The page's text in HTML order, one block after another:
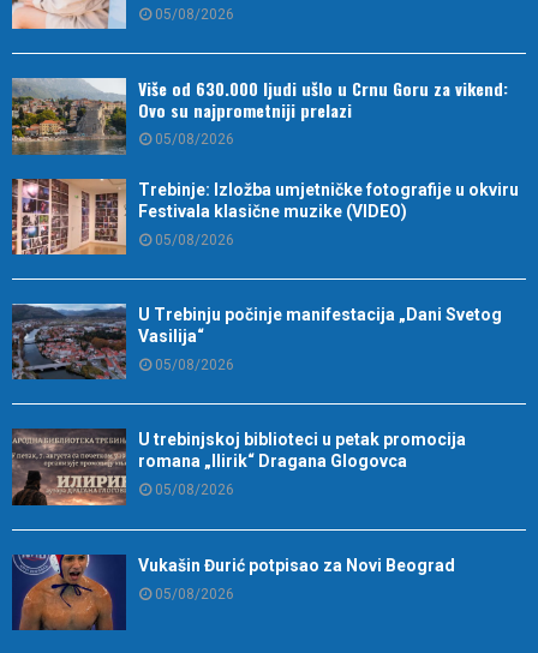
05/08/2026
Više od 630.000 ljudi ušlo u Crnu Goru za vikend:
Ovo su najprometniji prelazi
05/08/2026
Trebinje: Izložba umjetničke fotografije u okviru
Festivala klasične muzike (VIDEO)
05/08/2026
U Trebinju počinje manifestacija „Dani Svetog
Vasilija“
05/08/2026
U trebinjskoj biblioteci u petak promocija
romana „Ilirik“ Dragana Glogovca
05/08/2026
Vukašin Đurić potpisao za Novi Beograd
05/08/2026